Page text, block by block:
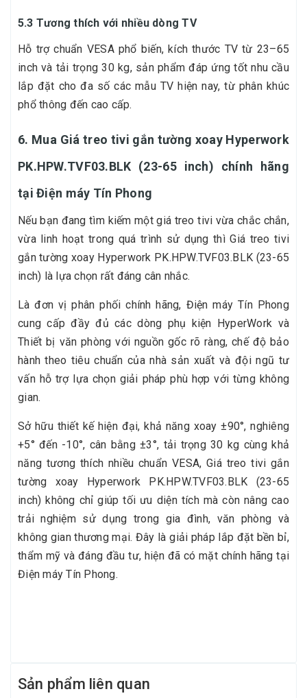
5.3 Tương thích với nhiều dòng TV
Hỗ trợ chuẩn VESA phổ biến, kích thước TV từ 23–65
inch và tải trọng 30 kg, sản phẩm đáp ứng tốt nhu cầu
lắp đặt cho đa số các mẫu TV hiện nay, từ phân khúc
phổ thông đến cao cấp.
6. Mua Giá treo tivi gắn tường xoay Hyperwork
PK.HPW.TVF03.BLK (23-65 inch) chính hãng
tại Điện máy Tín Phong
Nếu bạn đang tìm kiếm một giá treo tivi vừa chắc chắn,
vừa linh hoạt trong quá trình sử dụng thì Giá treo tivi
gắn tường xoay Hyperwork PK.HPW.TVF03.BLK (23-65
inch) là lựa chọn rất đáng cân nhắc.
Là đơn vị phân phối chính hãng, Điện máy Tín Phong
cung cấp đầy đủ các dòng phụ kiện HyperWork và
Thiết bị văn phòng với nguồn gốc rõ ràng, chế độ bảo
hành theo tiêu chuẩn của nhà sản xuất và đội ngũ tư
vấn hỗ trợ lựa chọn giải pháp phù hợp với từng không
gian.
Sở hữu thiết kế hiện đại, khả năng xoay ±90°, nghiêng
+5° đến -10°, cân bằng ±3°, tải trọng 30 kg cùng khả
năng tương thích nhiều chuẩn VESA, Giá treo tivi gắn
tường xoay Hyperwork PK.HPW.TVF03.BLK (23-65
inch) không chỉ giúp tối ưu diện tích mà còn nâng cao
trải nghiệm sử dụng trong gia đình, văn phòng và
không gian thương mại. Đây là giải pháp lắp đặt bền bỉ,
thẩm mỹ và đáng đầu tư, hiện đã có mặt chính hãng tại
Điện máy Tín Phong.
Sản phẩm liên quan